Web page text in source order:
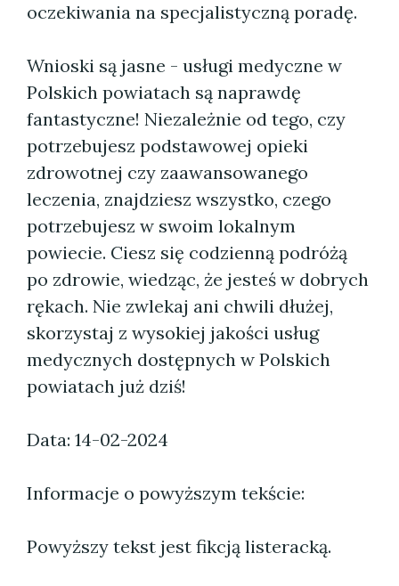
oczekiwania na specjalistyczną poradę.
Wnioski są jasne - usługi medyczne w
Polskich powiatach są naprawdę
fantastyczne! Niezależnie od tego, czy
potrzebujesz podstawowej opieki
zdrowotnej czy zaawansowanego
leczenia, znajdziesz wszystko, czego
potrzebujesz w swoim lokalnym
powiecie. Ciesz się codzienną podróżą
po zdrowie, wiedząc, że jesteś w dobrych
rękach. Nie zwlekaj ani chwili dłużej,
skorzystaj z wysokiej jakości usług
medycznych dostępnych w Polskich
powiatach już dziś!
Data: 14-02-2024
Informacje o powyższym tekście:
Powyższy tekst jest fikcją listeracką.